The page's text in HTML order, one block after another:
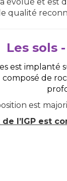
qualité
Les sols
est implanté
de
est
l’IGP est